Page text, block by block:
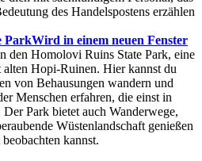
des Handelspostens erzählen
ParkWird in einem neuen Fenster
den Homolovi Ruins State Park, eine
alten Hopi-Ruinen. Hier kannst du
von Behausungen wandern und
Menschen erfahren, die einst in
Park bietet auch Wanderwege,
Wüstenlandschaft genießen
kannst.